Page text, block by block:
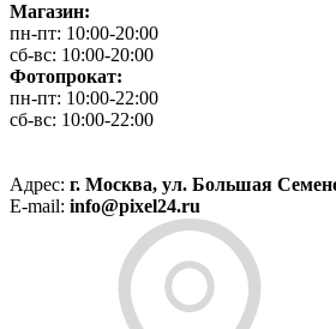
Магазин:
пн-пт: 10:00-20:00
сб-вс: 10:00-20:00
Фотопрокат:
пн-пт: 10:00-22:00
сб-вс: 10:00-22:00
Адрес: г. Москва, ул. Большая
E-mail: info@pixel24.ru